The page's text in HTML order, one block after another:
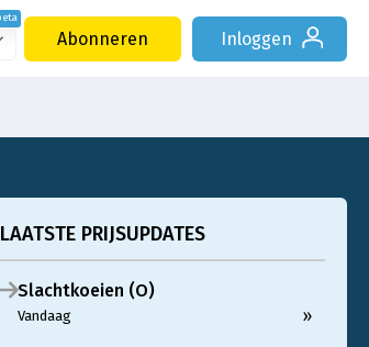
Abonneren Inloggen
LAATSTE PRIJSUPDATES
Slachtkoeien (O)
Vandaag »